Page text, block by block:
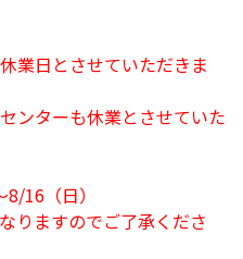
業日とさせていただきま
ンターも休業とさせていた
16（日）
りますのでご了承くださ